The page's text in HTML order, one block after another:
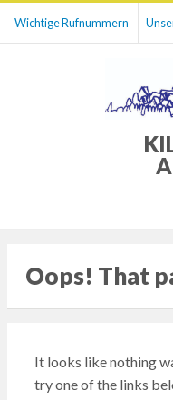
Wichtige Rufnummern
Oops! That
It looks like nothing
try one of the links